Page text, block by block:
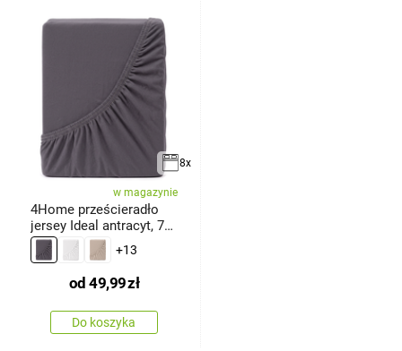
8x
w magazynie
4Home prześcieradło
jersey Ideal antracyt, 70
x
+13
od 49,99zł
Do koszyka